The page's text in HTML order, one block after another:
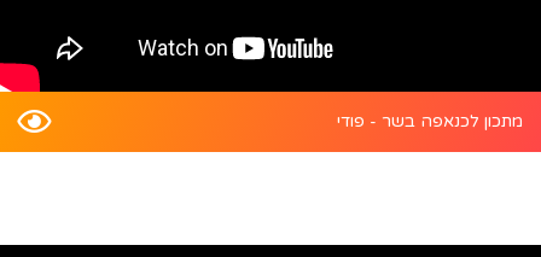
מתכון לכנאפה בשר - פודי